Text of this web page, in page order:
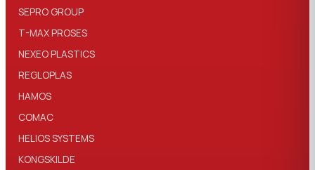
SEPRO GROUP
T-MAX PROSES
NEXEO PLASTICS
REGLOPLAS
HAMOS
COMAC
HELIOS SYSTEMS
KONGSKILDE